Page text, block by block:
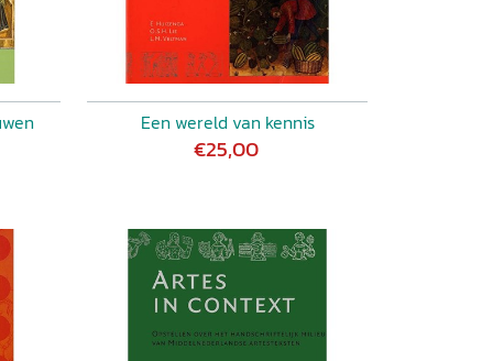
Een wereld van kennis
€25,00